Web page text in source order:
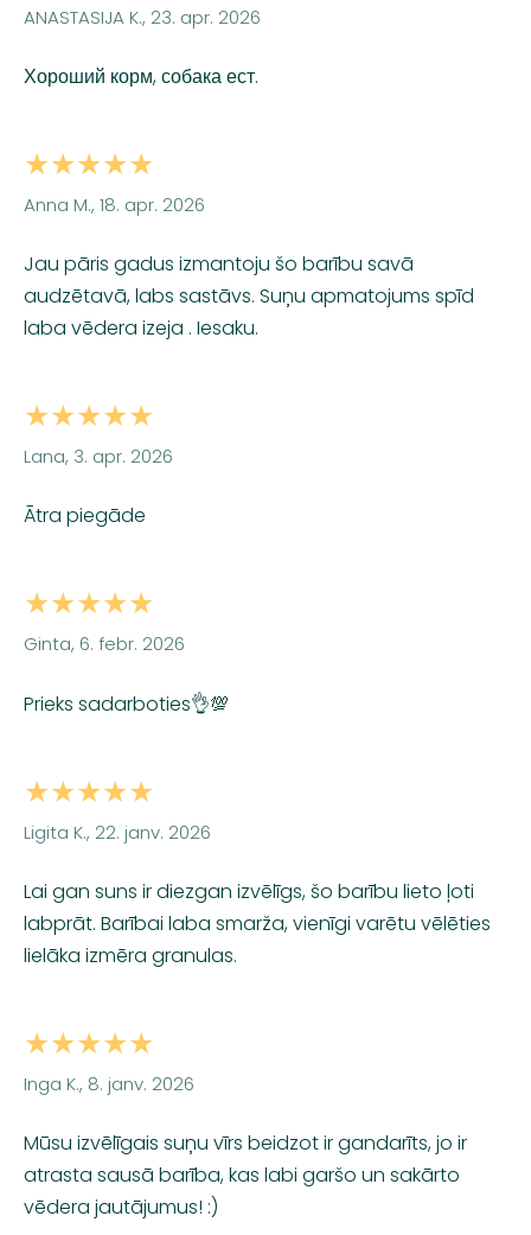
ANASTASIJA K., 23. apr. 2026
Хороший корм, собака ест.
★★★★★
Anna M., 18. apr. 2026
Jau pāris gadus izmantoju šo barību savā
audzētavā, labs sastāvs. Suņu apmatojums spīd
laba vēdera izeja . Iesaku.
★★★★★
Lana, 3. apr. 2026
Ātra piegāde
★★★★★
Ginta, 6. febr. 2026
Prieks sadarboties👌💯
★★★★★
Ligita K., 22. janv. 2026
Lai gan suns ir diezgan izvēlīgs, šo barību lieto ļoti
labprāt. Barībai laba smarža, vienīgi varētu vēlēties
lielāka izmēra granulas.
★★★★★
Inga K., 8. janv. 2026
Mūsu izvēlīgais suņu vīrs beidzot ir gandarīts, jo ir
atrasta sausā barība, kas labi garšo un sakārto
vēdera jautājumus! :)